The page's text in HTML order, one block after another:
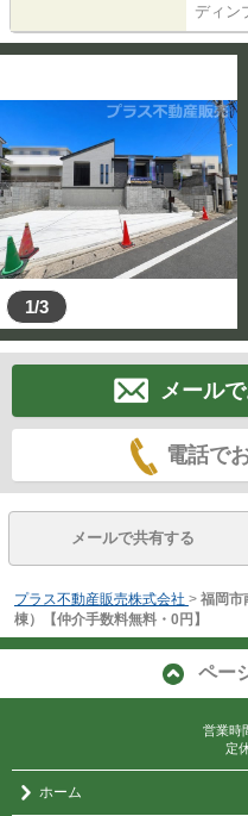
ディン
1/3
メール
電話で
メールで共有する
プラス不動産販売株式会社 > 福岡
棟）【仲介手数料無料・0円】
ペー
営業時
定
ホーム